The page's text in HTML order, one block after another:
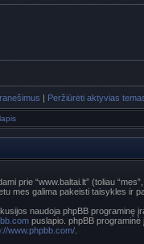
| Peržiūrėti aktyvias
prie “www.baltai.lt” (toliau
mes galima pakeisti taisykles ir
naudoja phpBB programinę
puslapio. phpBB programinė
www.phpbb.com/.